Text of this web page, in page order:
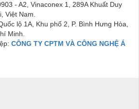
- A2, Vinaconex 1, 289A Khuất Duy
Việt Nam.
lộ 1A, Khu phố 2, P. Bình Hưng Hòa,
Minh.
CÔNG TY CPTM VÀ CÔNG NGHỆ Á